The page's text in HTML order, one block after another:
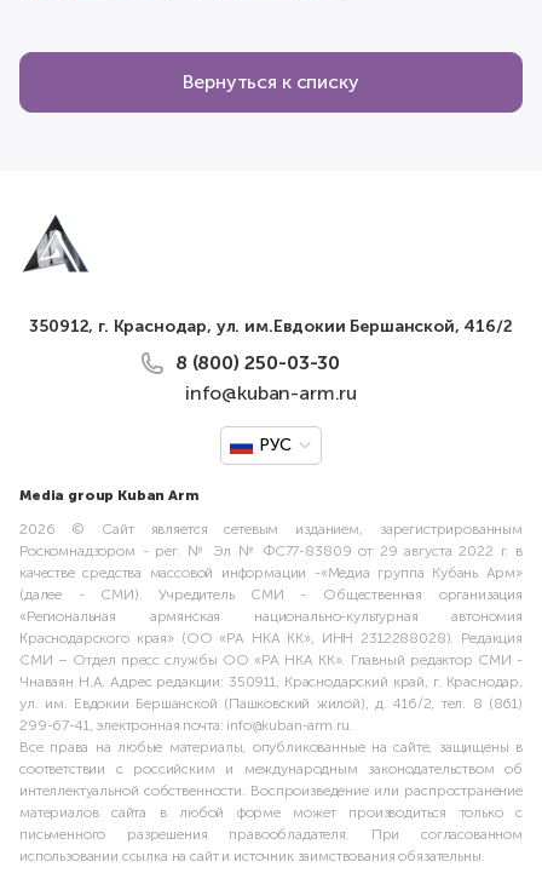
Вернуться к списку
350912, г. Краснодар, ул. им.Евдокии Бершанской, 416/2
8 (800) 250-03-30
info@kuban-arm.ru
РУС
Media group Kuban Arm
2026 © Сайт является сетевым изданием, зарегистрированным
Роскомнадзором - рег. № Эл № ФС77-83809 от 29 августа 2022 г. в
качестве средства массовой информации -«Медиа группа Кубань Арм»
(далее - СМИ). Учредитель СМИ - Общественная организация
«Региональная армянская национально-культурная автономия
Краснодарского края» (ОО «РА НКА КК», ИНН 2312288028). Редакция
СМИ – Отдел пресс службы ОО «РА НКА КК». Главный редактор СМИ -
Чнаваян Н.А. Адрес редакции: 350911, Краснодарский край, г. Краснодар,
ул. им. Евдокии Бершанской (Пашковский жилой), д. 416/2, тел. 8 (861)
299-67-41, электронная почта: info@kuban-arm.ru.
Все права на любые материалы, опубликованные на сайте, защищены в
соответствии с российским и международным законодательством об
интеллектуальной собственности. Воспроизведение или распространение
материалов сайта в любой форме может производиться только с
письменного разрешения правообладателя. При согласованном
использовании ссылка на сайт и источник заимствования обязательны.